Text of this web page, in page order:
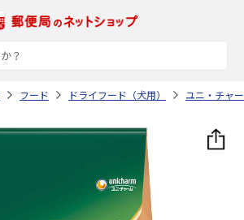
フード ドライフード（犬用） ユニ・チャ